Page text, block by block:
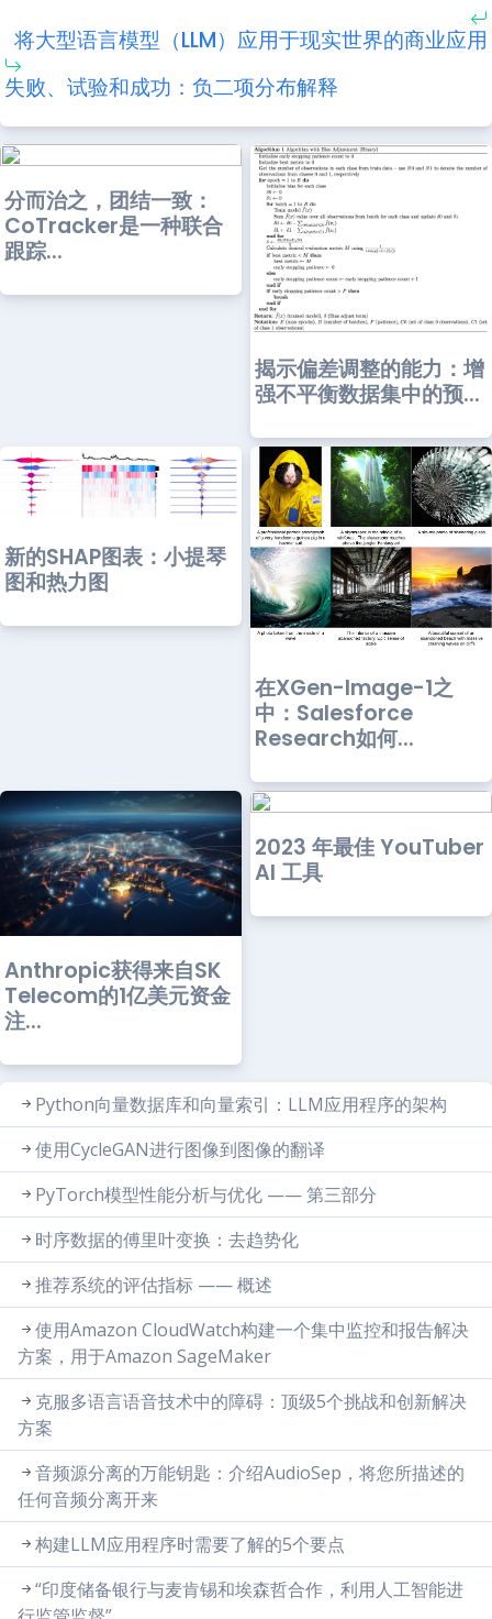
将大型语言模型（LLM）应用于现实世界的商业应用
失败、试验和成功：负二项分布解释
分而治之，团结一致：
CoTracker是一种联合
跟踪...
揭示偏差调整的能力：增
强不平衡数据集中的预...
新的SHAP图表：小提琴
图和热力图
在XGen-Image-1之
中：Salesforce
Research如何...
Anthropic获得来自SK
Telecom的1亿美元资金
注...
2023 年最佳 YouTuber
AI 工具
Python向量数据库和向量索引：LLM应用程序的架构
使用CycleGAN进行图像到图像的翻译
PyTorch模型性能分析与优化 —— 第三部分
时序数据的傅里叶变换：去趋势化
推荐系统的评估指标 —— 概述
使用Amazon CloudWatch构建一个集中监控和报告解决
方案，用于Amazon SageMaker
克服多语言语音技术中的障碍：顶级5个挑战和创新解决
方案
音频源分离的万能钥匙：介绍AudioSep，将您所描述的
任何音频分离开来
构建LLM应用程序时需要了解的5个要点
“印度储备银行与麦肯锡和埃森哲合作，利用人工智能进